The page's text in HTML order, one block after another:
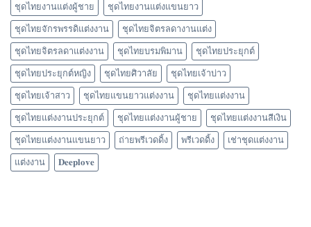
ชุดไทยงานแต่งผู้ชาย ชุดไทยงานแต่งแขนยาว
ชุดไทยจักรพรรดิแต่งงาน ชุดไทยจิตรลดางานแต่ง
ชุดไทยจิตรลดาแต่งงาน ชุดไทยบรมพิมาน ชุดไทยประยุกต์
ชุดไทยประยุกต์หญิง ชุดไทยศิวาลัย ชุดไทยเจ้าบ่าว
ชุดไทยเจ้าสาว ชุดไทยแขนยาวแต่งงาน ชุดไทยแต่งงาน
ชุดไทยแต่งงานประยุกต์ ชุดไทยแต่งงานผู้ชาย ชุดไทยแต่งงานสีเงิน
ชุดไทยแต่งงานแขนยาว ถ่ายพรีเวดดิ้ง พรีเวดดิ้ง เช่าชุดแต่งงาน
แต่งงาน 𝐃𝐞𝐞𝐩𝐥𝐨𝐯𝐞